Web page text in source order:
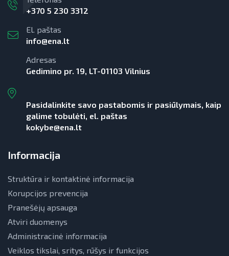
+370 5 230 3312
El. paštas
info@ena.lt
Adresas
Gedimino pr. 19, LT-01103 Vilnius
Pasidalinkite savo pastabomis ir pasiūlymais, kaip
galime tobulėti, el. paštas
kokybe@ena.lt
Informacija
Struktūra ir kontaktinė informacija
Korupcijos prevencija
Pranešėjų apsauga
Atviri duomenys
Administracinė informacija
Veiklos tikslai, sritys, rūšys ir funkcijos